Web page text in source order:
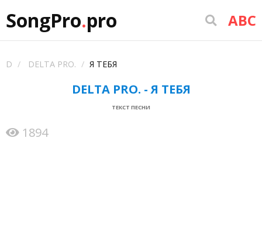
SongPro.pro ABC
D DELTA PRO. Я ТЕБЯ
DELTA PRO. - Я ТЕБЯ
ТЕКСТ ПЕСНИ
1894